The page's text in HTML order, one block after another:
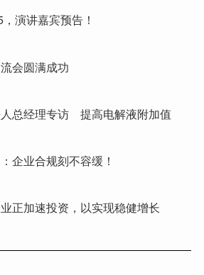
演讲嘉宾预告！
会圆满成功
总经理专访 提高电解液附加值
企业合规刻不容缓！
正加速投资，以实现稳健增长